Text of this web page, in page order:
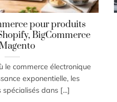
pour produits
BigCommerce
le commerce électronique
exponentielle, les
dans [...]